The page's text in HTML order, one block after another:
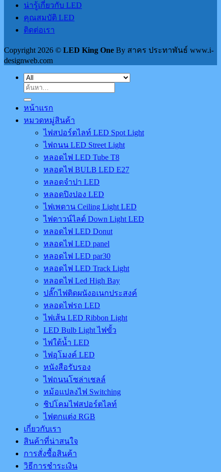
น่ารู้เกี่ยวกับ LED
คุณสมบัติ LED
ติดต่อเรา
Copyright 2026 © LED King One By สาคร ประทาพันธ์ www.i-
designweb.com
ค้นหา:
หน้าแรก
หมวดหมู่สินค้า
ไฟสปอร์ตไลท์ LED Spot Light
ไฟถนน LED Street Light
หลอดไฟ LED Tube T8
หลอดไฟ BULB LED E27
หลอดจำปา LED
หลอดปิงปอง LED
ไฟเพดาน Ceiling Light LED
ไฟดาวน์ไลต์ Down Light LED
หลอดไฟ LED Donut
หลอดไฟ LED panel
หลอดไฟ LED par30
หลอดไฟ LED Track Light
หลอดไฟ Led High Bay
ปลั๊กไฟติดผนังอเนกประสงค์
หลอดไฟรถ LED
ไฟเส้น LED Ribbon Light
LED Bulb Light ไฟขั้ว
ไฟใต้น้ำ LED
ไฟอุโมงค์ LED
หนังสือรับรอง
ไฟถนนโซล่าเชลล์
หม้อแปลงไฟ Switching
ชิปโคมไฟสปอร์ตไลท์
ไฟตกแต่ง RGB
เกี่ยวกับเรา
สินค้าที่น่าสนใจ
การสั่งซื้อสินค้า
วิธีการชำระเงิน